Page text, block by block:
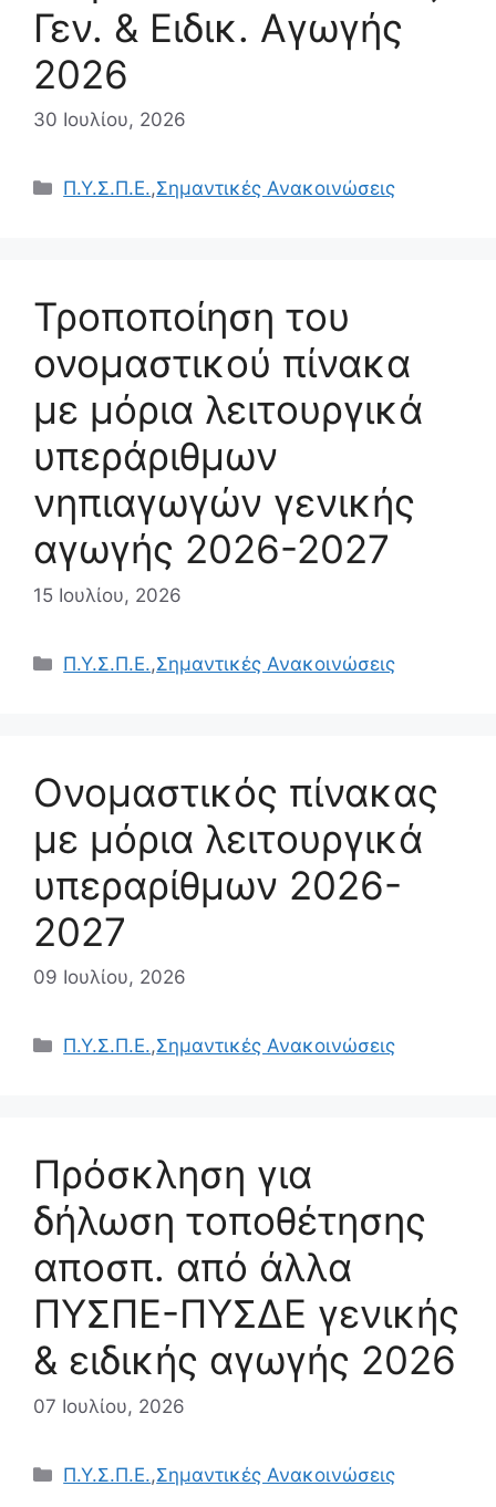
Γεν. & Ειδικ. Αγωγής
2026
30 Ιουλίου, 2026
Κατηγορίες
Π.Υ.Σ.Π.Ε.,Σημαντικές Ανακοινώσεις
Τροποποίηση του
ονομαστικού πίνακα
με μόρια λειτουργικά
υπεράριθμων
νηπιαγωγών γενικής
αγωγής 2026-2027
15 Ιουλίου, 2026
Κατηγορίες
Π.Υ.Σ.Π.Ε.,Σημαντικές Ανακοινώσεις
Ονομαστικός πίνακας
με μόρια λειτουργικά
υπεραρίθμων 2026-
2027
09 Ιουλίου, 2026
Κατηγορίες
Π.Υ.Σ.Π.Ε.,Σημαντικές Ανακοινώσεις
Πρόσκληση για
δήλωση τοποθέτησης
αποσπ. από άλλα
ΠΥΣΠΕ-ΠΥΣΔΕ γενικής
& ειδικής αγωγής 2026
07 Ιουλίου, 2026
Κατηγορίες
Π.Υ.Σ.Π.Ε.,Σημαντικές Ανακοινώσεις